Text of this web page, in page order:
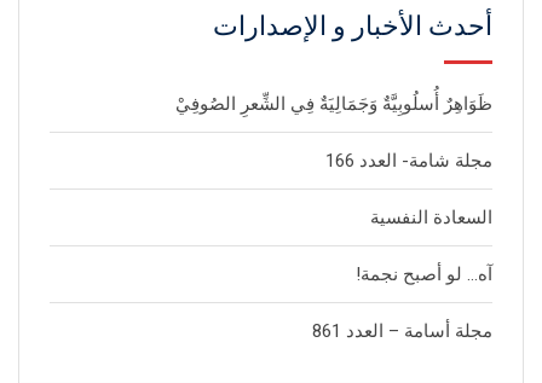
أحدث الأخبار و الإصدارات
ظَوَاهِرٌ أُسلُوبِيَّةٌ وَجَمَالِيَةٌ فِي الشِّعرِ الصُوفِيْ
مجلة شامة- العدد 166
السعادة النفسية
آه… لو أصبح نجمة!
مجلة أسامة – العدد 861